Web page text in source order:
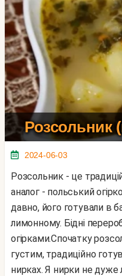
Розсольник
2024-06-03
Розсольник - це традиційний російський суп. Його
аналог - польський
давно, його готували в
лимонному. Бідні
огірками.Спочатку
густим, традиційно
нирках. Я нирки не дуже